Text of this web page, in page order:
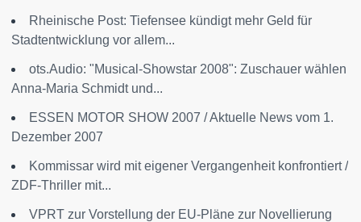
Rheinische Post: Tiefensee kündigt mehr Geld für
Stadtentwicklung vor allem...
ots.Audio: "Musical-Showstar 2008": Zuschauer wählen
Anna-Maria Schmidt und...
ESSEN MOTOR SHOW 2007 / Aktuelle News vom 1.
Dezember 2007
Kommissar wird mit eigener Vergangenheit konfrontiert /
ZDF-Thriller mit...
VPRT zur Vorstellung der EU-Pläne zur Novellierung